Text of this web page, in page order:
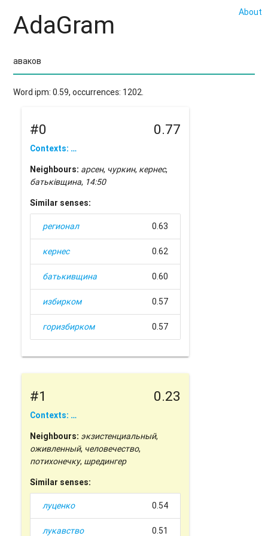
About
AdaGram
Word ipm: 0.59, occurrences: 1202.
#0 0.77
Contexts: …
Neighbours: арсен, чуркин, кернес,
батьківщина, 14:50
Similar senses:
регионал 0.63
кернес 0.62
батькивщина 0.60
избирком 0.57
горизбирком 0.57
#1 0.23
Contexts: …
Neighbours: экзистенциальный,
оживленный, человечество,
потихонечку, шредингер
Similar senses:
луценко 0.54
лукавство 0.51